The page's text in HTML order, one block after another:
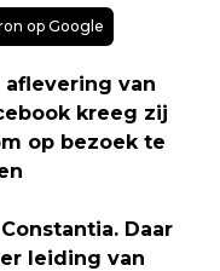
op Google
van
kreeg zij
op bezoek te
Daar
leiding van